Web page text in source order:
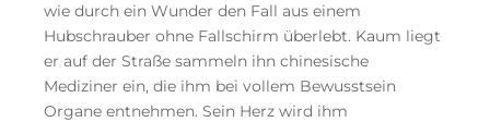
wie durch ein Wunder den Fall aus einem
Hubschrauber ohne Fallschirm überlebt. Kaum liegt
er auf der Straße sammeln ihn chinesische
Mediziner ein, die ihm bei vollem Bewusstsein
Organe entnehmen. Sein Herz wird ihm